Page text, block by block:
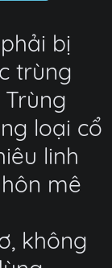
bị
trùng
loại cổ
linh
mê
không